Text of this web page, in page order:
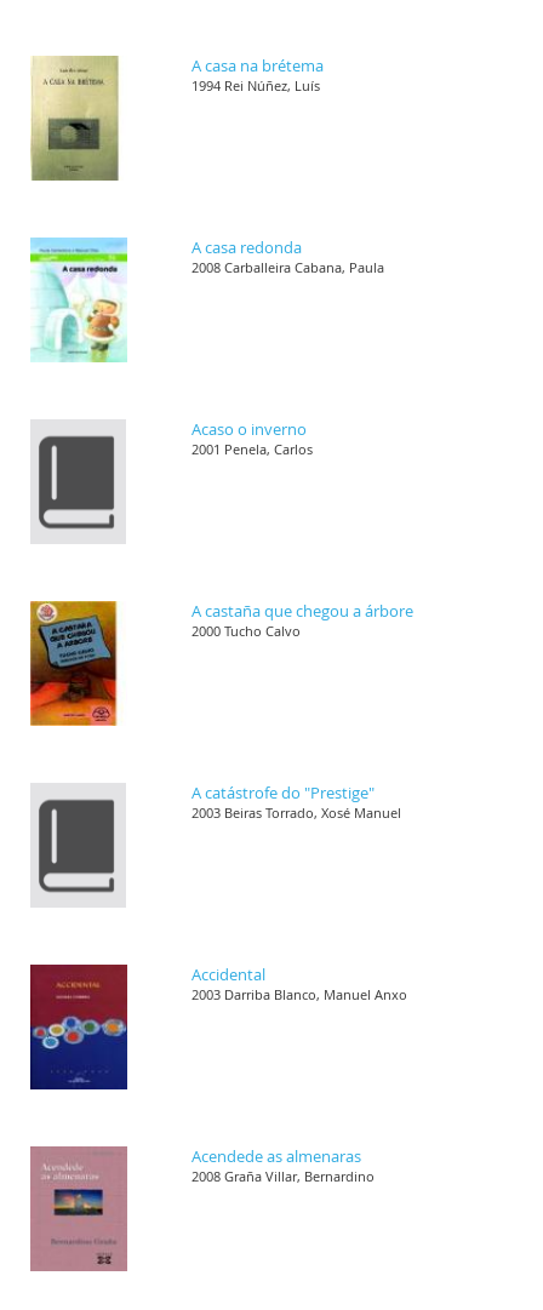
A casa na brétema
1994 Rei Núñez, Luís
A casa redonda
2008 Carballeira Cabana, Paula
Acaso o inverno
2001 Penela, Carlos
A castaña que chegou a árbore
2000 Tucho Calvo
A catástrofe do "Prestige"
2003 Beiras Torrado, Xosé Manuel
Accidental
2003 Darriba Blanco, Manuel Anxo
Acendede as almenaras
2008 Graña Villar, Bernardino